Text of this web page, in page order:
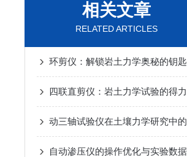
相关文章
RELATED ARTICLES
环剪仪：解锁岩土力学奥秘的钥匙